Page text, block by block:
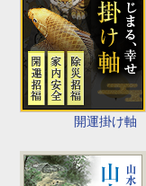
開運掛け軸